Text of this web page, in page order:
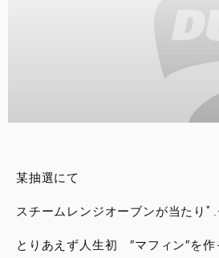
スタッフ
某抽選にて
スチームレンジオーブンが当たり
とりあえず人生初 ″マフィン″を作